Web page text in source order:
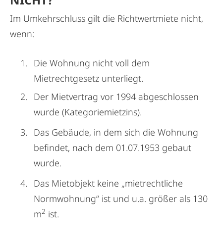
Im Umkehrschluss gilt die Richtwertmiete nicht,
wenn:
Die Wohnung nicht voll dem
Mietrechtgesetz unterliegt.
Der Mietvertrag vor 1994 abgeschlossen
wurde (Kategoriemietzins).
Das Gebäude, in dem sich die Wohnung
befindet, nach dem 01.07.1953 gebaut
wurde.
Das Mietobjekt keine „mietrechtliche
Normwohnung“ ist und u.a. größer als 130
m2 ist.